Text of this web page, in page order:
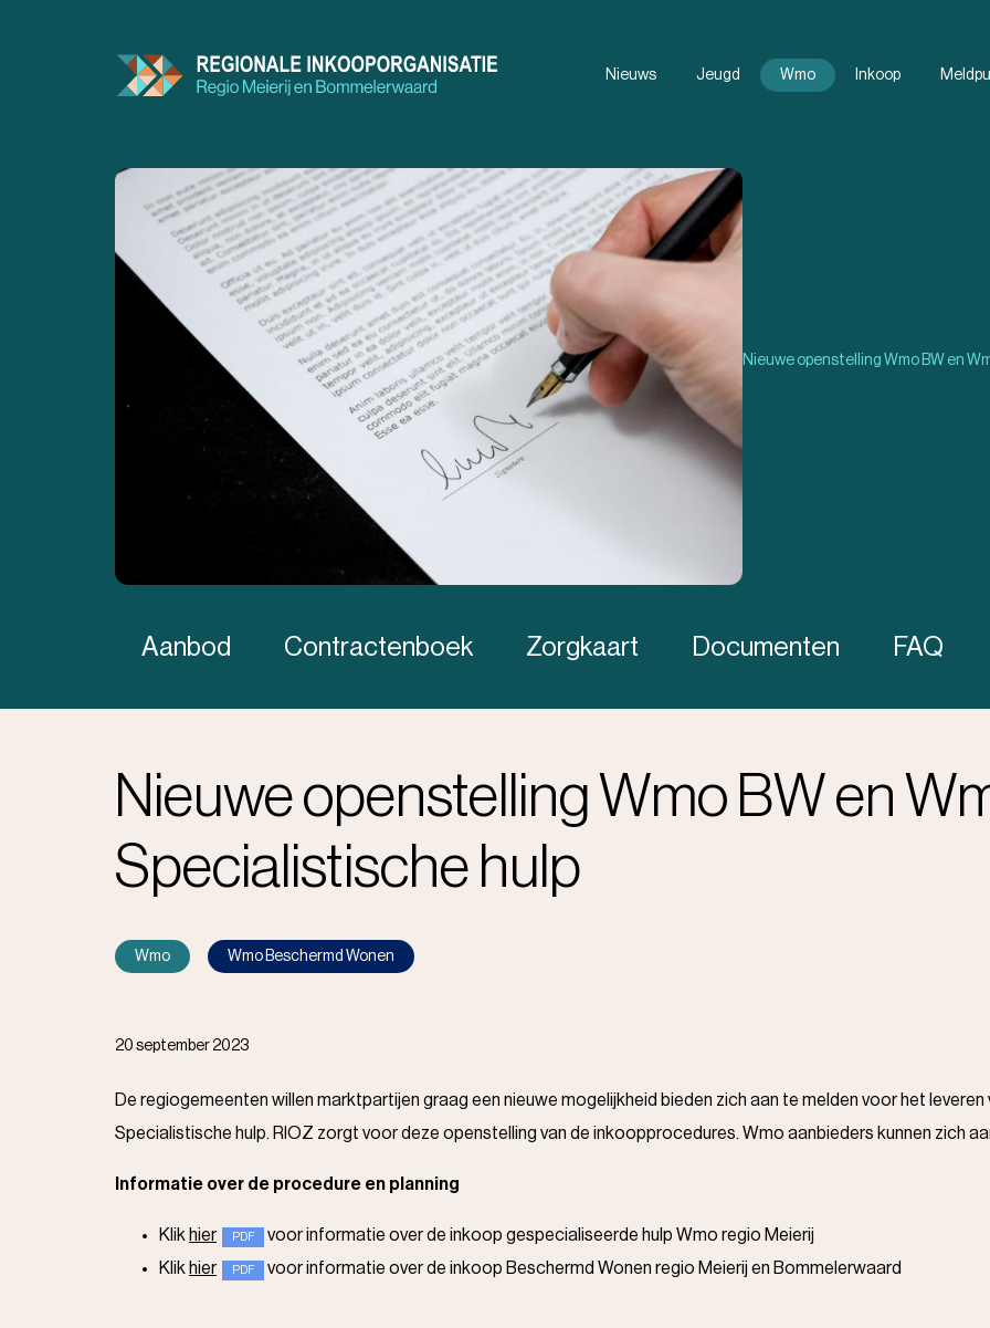
Nieuws Jeugd Wmo Inkoop
Nieuwe openstelling Wmo BW en
Aanbod Contractenboek Zorgkaart Documenten FAQ
Nieuwe openstelling Wmo BW en
Specialistische hulp
Wmo Wmo Beschermd Wonen
20 september 2023
De regiogemeenten willen marktpartijen graag een nieuwe mogelijkheid bieden zich aan te melden voor het
Specialistische hulp. RIOZ zorgt voor deze openstelling van de inkoopprocedures. Wmo aanbieders kunnen zich
Informatie over de procedure en planning
Klik hier
voor informatie over de inkoop gespecialiseerde hulp Wmo regio Meierij
Klik hier voor informatie over de inkoop Beschermd Wonen regio Meierij en Bommelerwaard